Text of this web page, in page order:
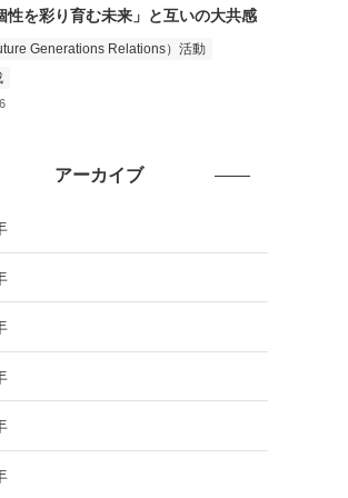
性を彩り育む未来」と互いの大共感
Generations Relations）活動
アーカイブ